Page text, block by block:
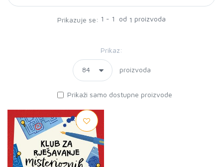
Prikazuje se: 1 - 1 od 1 proizvoda
Prikaz:
proizvoda
Prikaži samo dostupne proizvode